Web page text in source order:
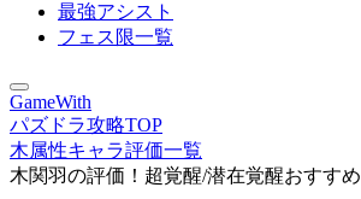
最強アシスト
フェス限一覧
GameWith
パズドラ攻略TOP
木属性キャラ評価一覧
木関羽の評価！超覚醒/潜在覚醒おすすめ